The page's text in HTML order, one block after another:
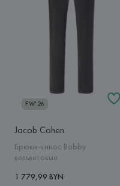
FW'26
Jacob Cohen
Брюки-чинос Bobby
вельветовые
1 779,99 BYN